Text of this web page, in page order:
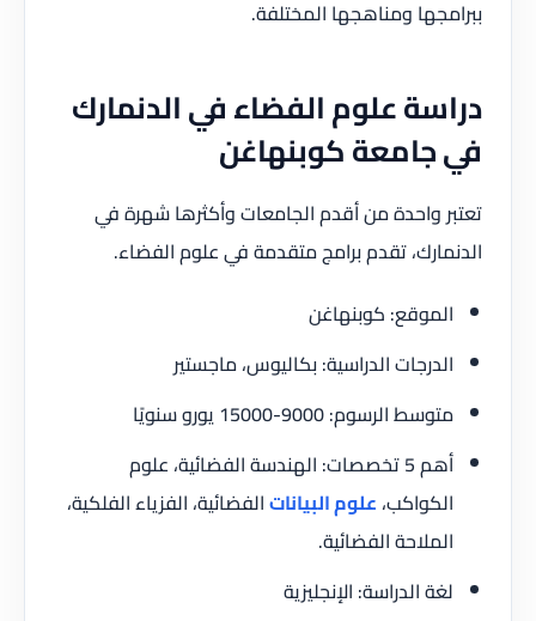
ببرامجها ومناهجها المختلفة.
دراسة علوم الفضاء في الدنمارك
في جامعة كوبنهاغن
تعتبر واحدة من أقدم الجامعات وأكثرها شهرة في
الدنمارك، تقدم برامج متقدمة في علوم الفضاء.
الموقع: كوبنهاغن
الدرجات الدراسية: بكاليوس، ماجستير
متوسط الرسوم: 9000-15000 يورو سنويًا
أهم 5 تخصصات: الهندسة الفضائية، علوم
الكواكب،علوم البياناتالفضائية، الفزياء الفلكية،
الملاحة الفضائية.
لغة الدراسة: الإنجليزية